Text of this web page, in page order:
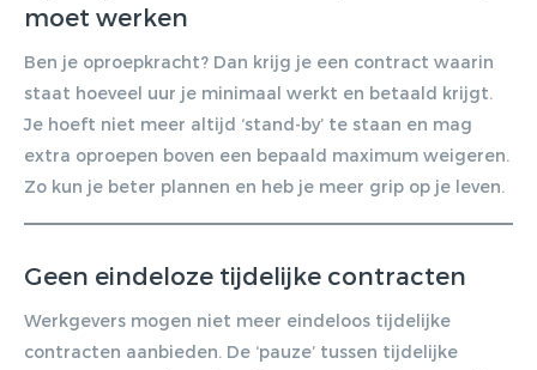
moet werken
Ben je oproepkracht? Dan krijg je een contract waarin
staat hoeveel uur je minimaal werkt en betaald krijgt.
Je hoeft niet meer altijd ‘stand-by’ te staan en mag
extra oproepen boven een bepaald maximum weigeren.
Zo kun je beter plannen en heb je meer grip op je leven.
Geen eindeloze tijdelijke contracten
Werkgevers mogen niet meer eindeloos tijdelijke
contracten aanbieden. De ‘pauze’ tussen tijdelijke